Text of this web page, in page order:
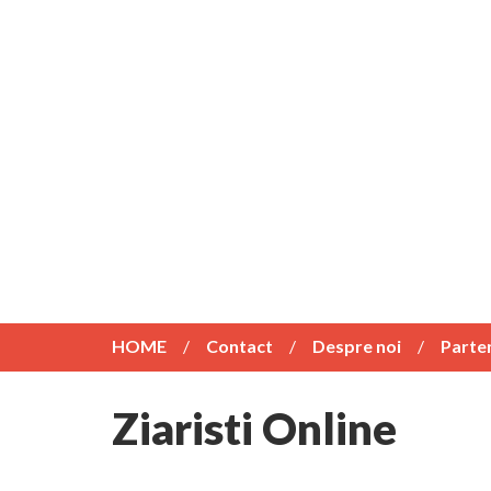
HOME Contact Despre noi
Ziaristi Online